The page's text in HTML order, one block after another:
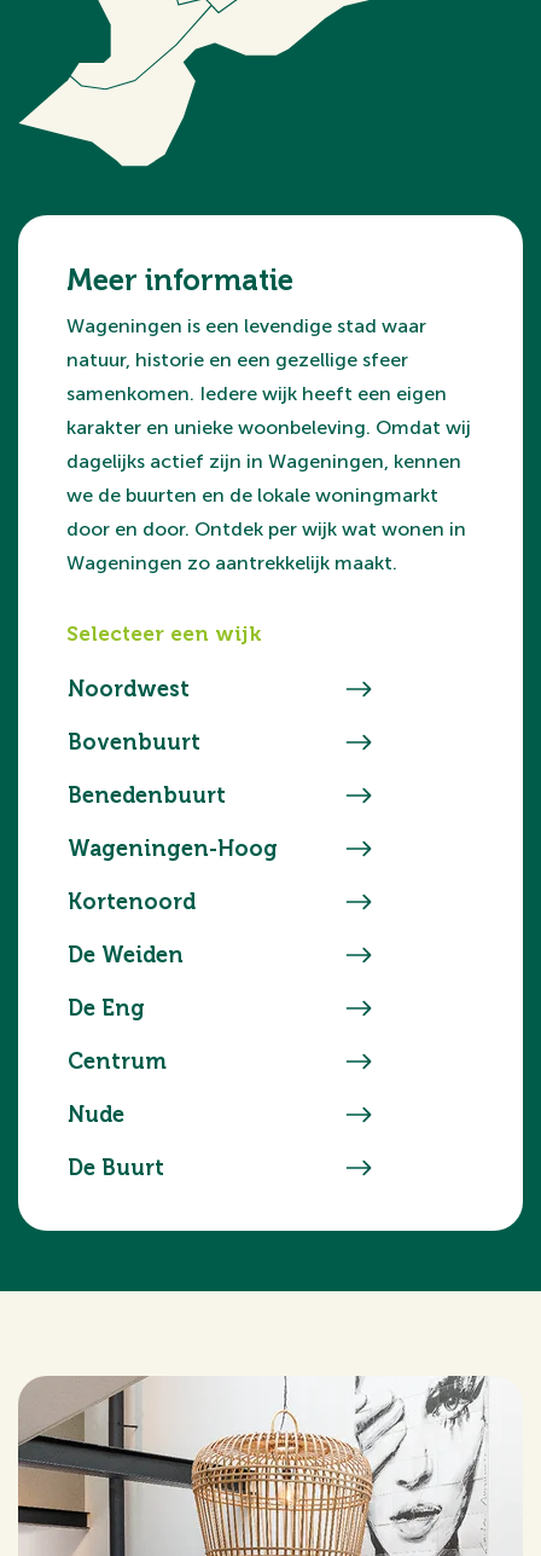
Meer informatie
Wageningen is een levendige stad waar
natuur, historie en een gezellige sfeer
samenkomen. Iedere wijk heeft een eigen
karakter en unieke woonbeleving. Omdat wij
dagelijks actief zijn in Wageningen, kennen
we de buurten en de lokale woningmarkt
door en door. Ontdek per wijk wat wonen in
Wageningen zo aantrekkelijk maakt.
Selecteer een wijk
Noordwest
Bovenbuurt
Benedenbuurt
Wageningen-Hoog
Kortenoord
De Weiden
De Eng
Centrum
Nude
De Buurt